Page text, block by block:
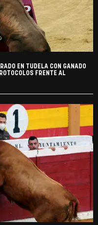
EN TUDELA CON GANADO
FRENTE AL